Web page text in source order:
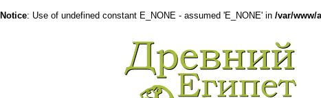
Notice: Use of undefined constant E_NONE - assumed 'E_NONE' in /var/www/